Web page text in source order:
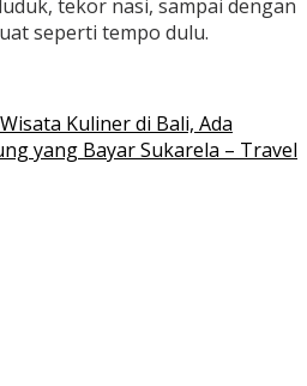
tekor nasi, sampai dengan
seperti tempo dulu.
Kuliner di Bali, Ada
yang Bayar Sukarela – Travel